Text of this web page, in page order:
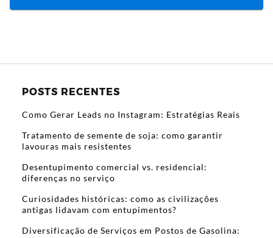
POSTS RECENTES
Como Gerar Leads no Instagram: Estratégias Reais
Tratamento de semente de soja: como garantir
lavouras mais resistentes
Desentupimento comercial vs. residencial:
diferenças no serviço
Curiosidades históricas: como as civilizações
antigas lidavam com entupimentos?
Diversificação de Serviços em Postos de Gasolina: